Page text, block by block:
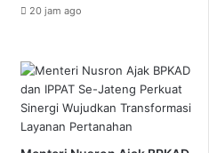
20 jam ago